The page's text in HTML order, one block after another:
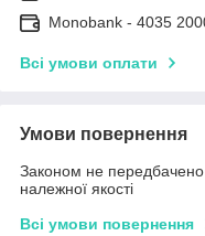
Monobank - 4035
Всі умови оплати
Умови повернення
Законом не
належної якості
Всі умови повернення